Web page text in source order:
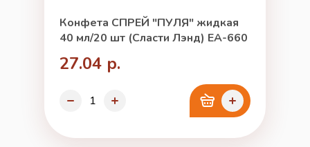
Конфета СПРЕЙ "ПУЛЯ" жидкая
40 мл/20 шт (Сласти Лэнд) ЕА-660
27.04 р.